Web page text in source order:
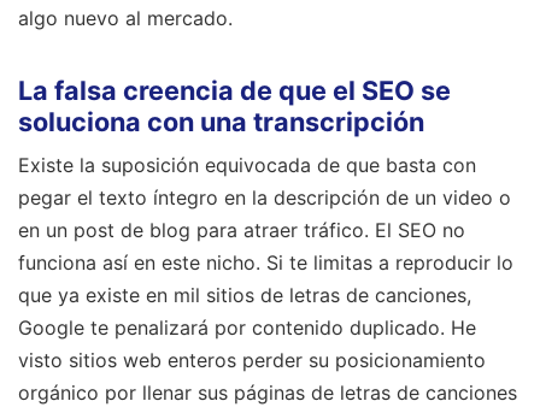
algo nuevo al mercado.
La falsa creencia de que el SEO se
soluciona con una transcripción
Existe la suposición equivocada de que basta con
pegar el texto íntegro en la descripción de un video o
en un post de blog para atraer tráfico. El SEO no
funciona así en este nicho. Si te limitas a reproducir lo
que ya existe en mil sitios de letras de canciones,
Google te penalizará por contenido duplicado. He
visto sitios web enteros perder su posicionamiento
orgánico por llenar sus páginas de letras de canciones